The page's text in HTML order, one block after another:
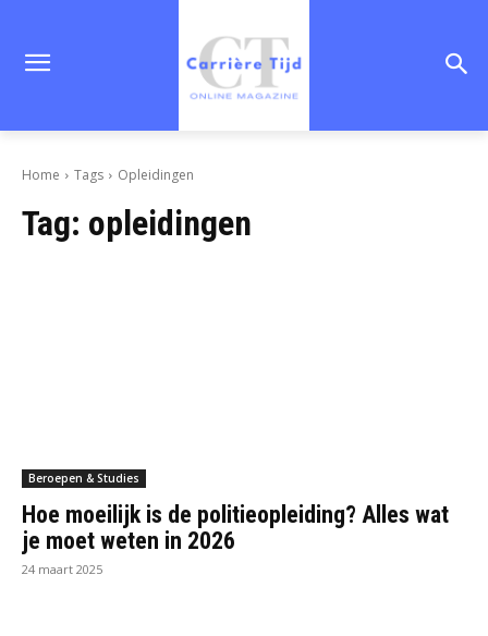
Home Tags Opleidingen
Tag: opleidingen
Beroepen & Studies
Hoe moeilijk is de politieopleiding? Alles wat
je moet weten in 2026
24 maart 2025